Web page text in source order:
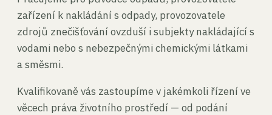
zařízení k nakládání s odpady, provozovatele
zdrojů znečišťování ovzduší i subjekty nakládající s
vodami nebo s nebezpečnými chemickými látkami
a směsmi.
Kvalifikovaně vás zastoupíme v jakémkoli řízení ve
věcech práva životního prostředí — od podání